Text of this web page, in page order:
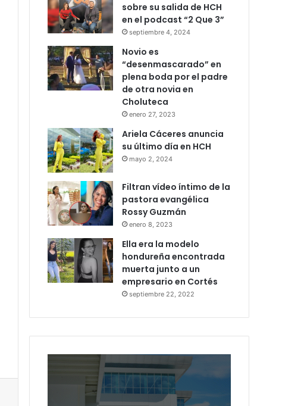
sobre su salida de HCH
en el podcast “2 Que 3”
septiembre 4, 2024
Novio es
“desenmascarado” en
plena boda por el padre
de otra novia en
Choluteca
enero 27, 2023
Ariela Cáceres anuncia
su último día en HCH
mayo 2, 2024
Filtran vídeo íntimo de la
pastora evangélica
Rossy Guzmán
enero 8, 2023
Ella era la modelo
hondureña encontrada
muerta junto a un
empresario en Cortés
septiembre 22, 2022